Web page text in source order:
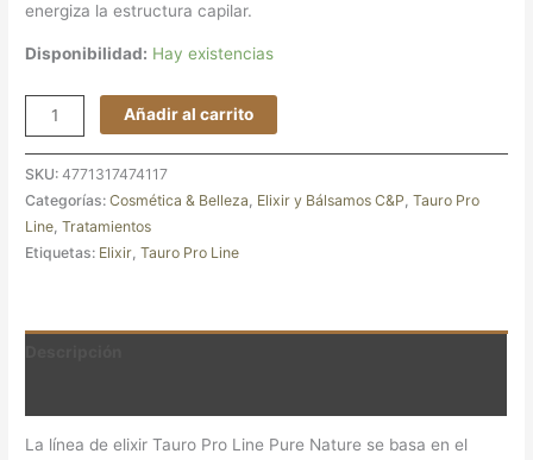
energiza la estructura capilar.
Disponibilidad: Hay existencias
Añadir al carrito
SKU:4771317474117
Categorías:Cosmética & Belleza ⁠Elixir y Bálsamos C&P ,Tauro Pro
Line ,Tratamientos
Etiquetas: Elixir ,Tauro Pro Line
La línea de elixir Tauro Pro Line Pure Nature se basa en el